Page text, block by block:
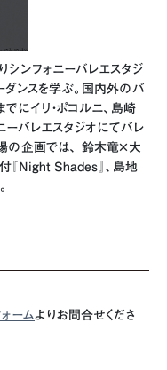
シンフォニーバレエスタジ
ダンスを学ぶ。国内外のバ
にイリ・ポコルニ、島崎
ーバレエスタジオにてバレ
の企画では、 鈴木⻯×大
『Night Shades』、島地
ームよりお問合せくださ